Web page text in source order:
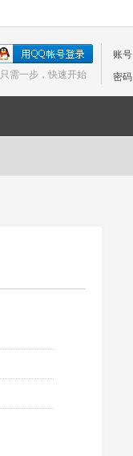
账号
密码
只需一步，快速开始